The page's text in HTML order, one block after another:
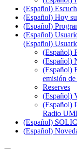
(Español)
(Español) Hoy
(Español)
(Español)
(Español)
(Español)
(Español)
(Español)
emisión
Reserves
(Español)
(Español)
Radio
(Español)
(Español)